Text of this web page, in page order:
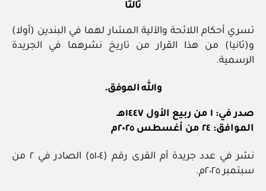
ثالثا
تسري أحكام اللائحة والآلية المشار لهما في البندين (أولا)
و(ثانيا) من هذا القرار من تاريخ نشرهما في الجريدة
الرسمية.
والله الموفق.
صدر في: ١ من ربيع الأول ١٤٤٧هـ
الموافق: ٢٤ من أغسطس ٢٠٢٥م
نشر في عدد جريدة أم القرى رقم (٥١٠٤) الصادر في ٢ من
سبتمبر ٢٠٢٥م.